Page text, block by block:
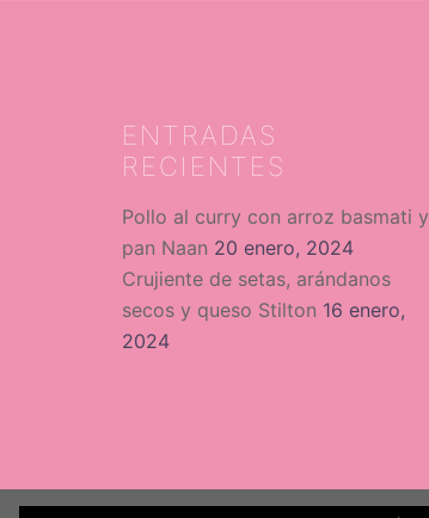
ENTRADAS
RECIENTES
Pollo al curry con arroz basmati y
pan Naan 20 enero, 2024
Crujiente de setas, arándanos
secos y queso Stilton 16 enero,
2024